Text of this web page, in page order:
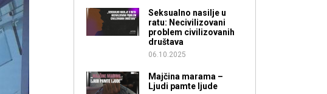
Seksualno nasilje u
ratu: Necivilizovani
problem civilizovanih
društava
06.10.2025
Majčina marama –
Ljudi pamte ljude